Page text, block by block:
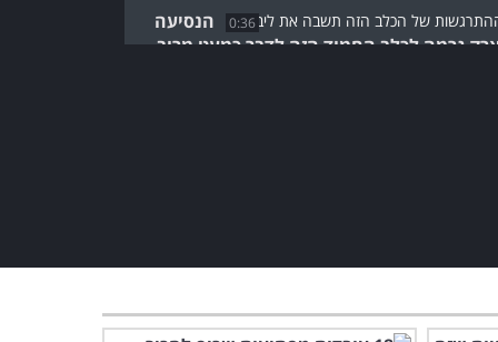
0:36
הנסיעה
גרמה לכלב החמוד הזה לדבר כמעט מרוב